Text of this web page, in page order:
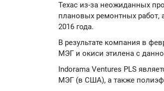
Техас из-за неожиданных
плановых ремонтных работ,
2016 года.
В результате компания в
МЭГ и окиси этилена с
Indorama Ventures PLS
МЭГ (в США), а также